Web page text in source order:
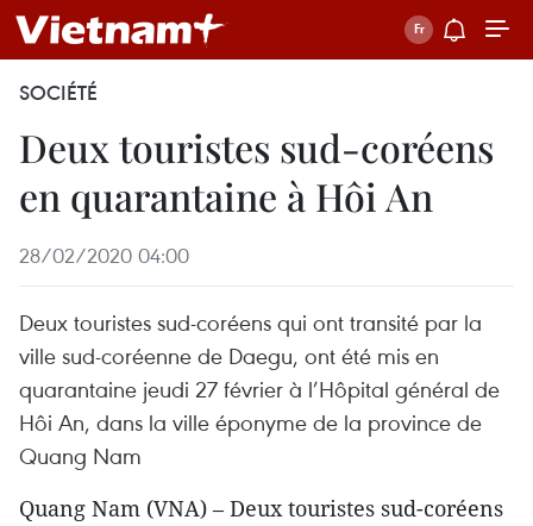
SOCIÉTÉ
Deux touristes sud-coréens
en quarantaine à Hôi An
28/02/2020 04:00
Deux touristes sud-coréens qui ont transité par la
ville sud-coréenne de Daegu, ont été mis en
quarantaine jeudi 27 février à l’Hôpital général de
Hôi An, dans la ville éponyme de la province de
Quang Nam
Quang Nam (VNA) – Deux touristes sud-coréens